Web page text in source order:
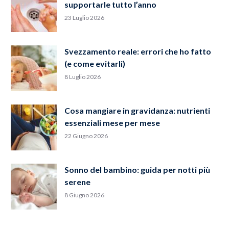
supportarle tutto l’anno
23 Luglio 2026
Svezzamento reale: errori che ho fatto
(e come evitarli)
8 Luglio 2026
Cosa mangiare in gravidanza: nutrienti
essenziali mese per mese
22 Giugno 2026
Sonno del bambino: guida per notti più
serene
8 Giugno 2026